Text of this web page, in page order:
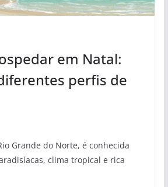
em Natal:
perfis de
Grande do Norte, é conhecida
clima tropical e rica